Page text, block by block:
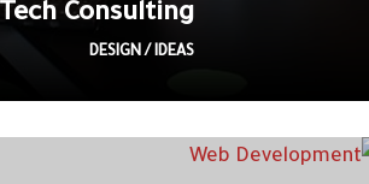
Tech Consulting
DESIGN / IDEAS